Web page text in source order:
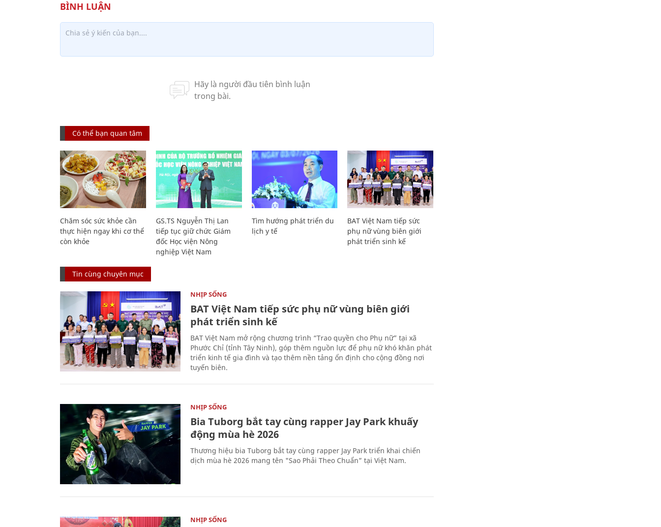
Có thể bạn quan tâm
Chăm sóc sức khỏe cần
thực hiện ngay khi cơ thể
còn khỏe
GS.TS Nguyễn Thị Lan
tiếp tục giữ chức Giám
đốc Học viện Nông
nghiệp Việt Nam
Tìm hướng phát triển du
lịch y tế
BAT Việt Nam tiếp sức
phụ nữ vùng biên giới
phát triển sinh kế
Tin cùng chuyên mục
NHỊP SỐNG
BAT Việt Nam tiếp sức phụ nữ vùng biên giới
phát triển sinh kế
BAT Việt Nam mở rộng chương trình “Trao quyền cho Phụ nữ” tại xã
Phước Chỉ (tỉnh Tây Ninh), góp thêm nguồn lực để phụ nữ khó khăn phát
triển kinh tế gia đình và tạo thêm nền tảng ổn định cho cộng đồng nơi
tuyến biên.
NHỊP SỐNG
Bia Tuborg bắt tay cùng rapper Jay Park khuấy
động mùa hè 2026
Thương hiệu bia Tuborg bắt tay cùng rapper Jay Park triển khai chiến
dịch mùa hè 2026 mang tên "Sao Phải Theo Chuẩn” tại Việt Nam.
NHỊP SỐNG